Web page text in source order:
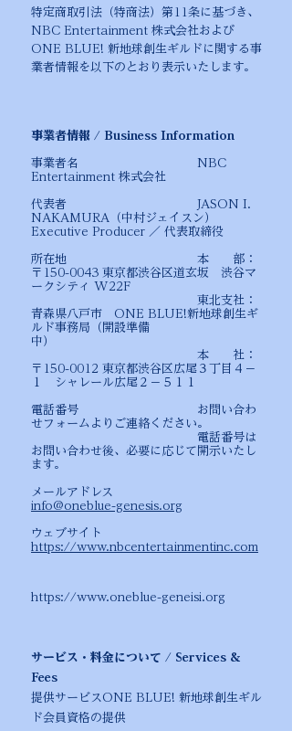
特定商取引法（特商法）第11条に基づき、
NBC Entertainment 株式会社および
ONE BLUE! 新地球創生ギルドに関する事
業者情報を以下のとおり表示いたします。
事業者情報 / Business Information
事業者名
NBC
Entertainment 株式会社
代表者
JASON I.
NAKAMURA（中村ジェイスン）
Executive Producer ／ 代表取締役
所在地
本 部：
〒150-0043 東京都渋谷区道玄坂 渋谷マ
ークシティ W22F
東北支社：
青森県八戸市 ONE BLUE!新地球創生ギ
ルド事務局（開設準備
中）
本 社：
〒150-0012 東京都渋谷区広尾３丁目４－
１ シャレール広尾２－５１１
電話番号 お問い合わ
せフォームよりご連絡ください。
電話番号は
お問い合わせ後、必要に応じて開示いたし
ます。
メールアドレス
info@oneblue-genesis.org
ウェブサイト
https://www.nbcentertainmentinc.com
https://www.oneblue-geneisi.org
サービス・料金について / Services &
Fees
提供サービスONE BLUE! 新地球創生ギル
ド会員資格の提供